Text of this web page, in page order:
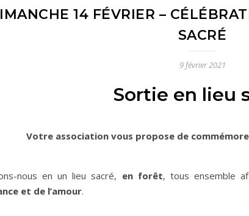
14 FÉVRIER –
SACRÉ
9 février 2021
Sortie en lieu
Votre association vous propose de
nous en un lieu sacré, en forêt, tous ensemble
et de l’amour.